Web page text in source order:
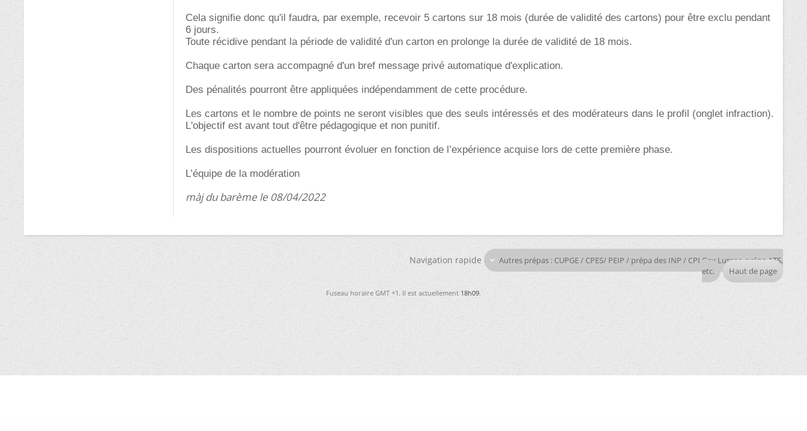
Cela signifie donc qu'il faudra, par exemple, recevoir 5 cartons sur 18 mois (durée de validité des cartons) pour être exclu pendant
6 jours.
Toute récidive pendant la période de validité d'un carton en prolonge la durée de validité de 18 mois.
Chaque carton sera accompagné d'un bref message privé automatique d'explication.
Des pénalités pourront être appliquées indépendamment de cette procédure.
Les cartons et le nombre de points ne seront visibles que des seuls intéressés et des modérateurs dans le profil (onglet infraction).
L'objectif est avant tout d'être pédagogique et non punitif.
Les dispositions actuelles pourront évoluer en fonction de l’expérience acquise lors de cette première phase.
L’équipe de la modération
màj du barème le 08/04/2022
Navigation rapide
Autres prépas : CUPGE / CPES/ PEIP / prépa des INP / CPI Gay Lussac, prépa ATS,
etc.
Haut de page
Fuseau horaire GMT +1. Il est actuellement18h09.